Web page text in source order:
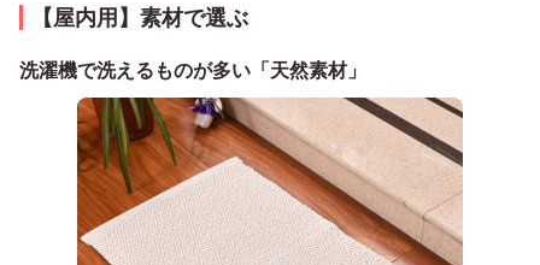
【屋内用】素材で選ぶ
洗濯機で洗えるものが多い「天然素材」